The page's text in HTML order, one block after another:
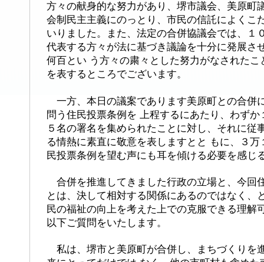
方々の献身的な努力があり、堺市議会、美原町
会制民主主義にのっとり、市民の信託によくこ
いりました。また、法定の合併協議会では、１
代表する方々が法に基づき議論を十分に発展さ
何百とい う方々の粛々とした努力がなされた
を表するところでございます。
一方、本日の議案であります美原町との合併
問う住民投票条例を 上程するにあたり、わず
５名の署名を集められたことに対し、それに従
る情熱に素直に敬意を表しますとと もに、３
民投票条例を望む声にも耳を傾ける必要を感じ
合併を推進してきました行政の立場と、今回
とは、決して相対する関係にあるのではなく、
民の福祉の向上を考えた上での克服できる理解
以下ご質問をいたします。
私は、堺市と美原町が合併し、まちづくりを